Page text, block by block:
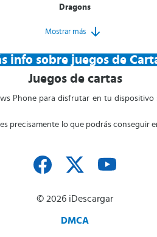
Dragons
Mostrar más
info sobre juegos de
Juegos de cartas
Phone para disfrutar en tu
precisamente lo que podrás
© 2026 iDescargar
DMCA